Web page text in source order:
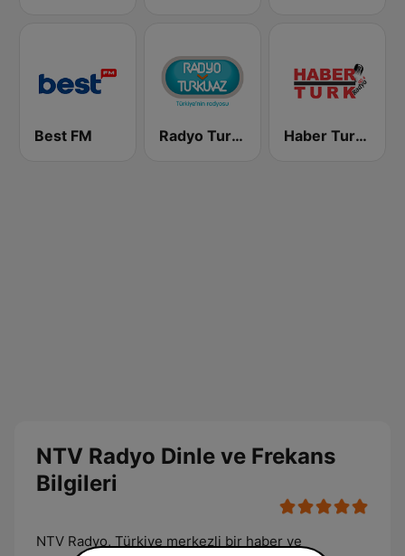
Best FM Radyo Turkuvaz Haber Turk Radyo
NTV Radyo Dinle ve Frekans
Bilgileri
NTV Radyo, Türkiye merkezli bir haber ve